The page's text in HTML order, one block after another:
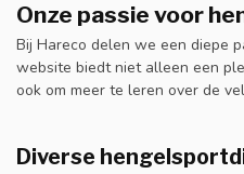
Onze passie voor
Bij Hareco delen we een diepe
website biedt niet alleen een
ook om meer te leren over de
Diverse